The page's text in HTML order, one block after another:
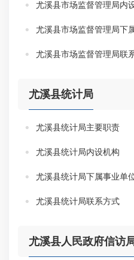
尤溪县市场监督管理局内
尤溪县市场监督管理局下
尤溪县市场监督管理局联
尤溪县统计局
尤溪县统计局主要职责
尤溪县统计局内设机构
尤溪县统计局下属事业单
尤溪县统计局联系方式
尤溪县人民政府信访